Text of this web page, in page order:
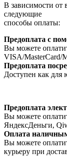
В зависимости от
следующие
способы оплаты:
Предоплата с
Вы можете
VISA/MasterСard/
Предоплата
Доступен как для
Предоплата
Вы можете
ЯндексДеньги,
Оплата
Вы можете
курьеру при